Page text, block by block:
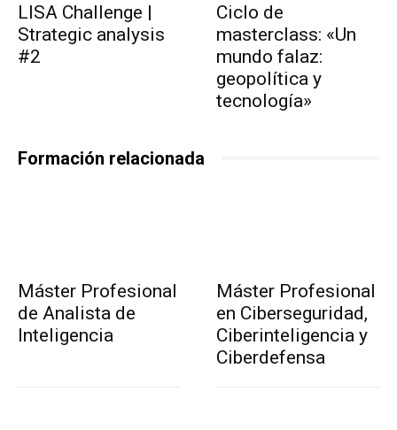
LISA Challenge |
Strategic analysis
#2
Ciclo de
masterclass: «Un
mundo falaz:
geopolítica y
tecnología»
Formación relacionada
Máster Profesional
de Analista de
Inteligencia
Máster Profesional
en Ciberseguridad,
Ciberinteligencia y
Ciberdefensa